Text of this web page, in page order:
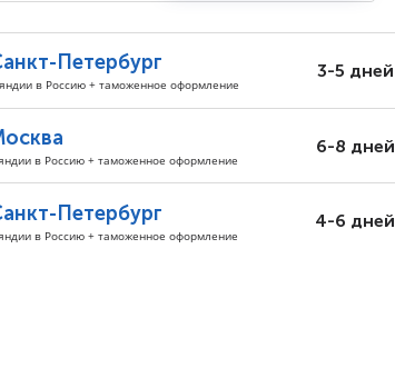
Петербург
в Россию + таможенное оформление
3-5 дней
в Россию + таможенное оформление
6-8 дней
Петербург
в Россию + таможенное оформление
4-6 дней